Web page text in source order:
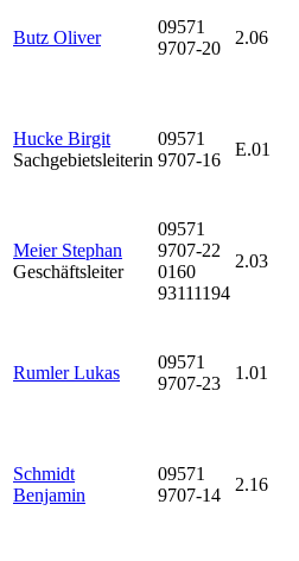
Butz Oliver
09571
9707-20
2.06
Hucke Birgit
Sachgebietsleiterin
09571
9707-16
E.01
Meier Stephan
Geschäftsleiter
09571
9707-22
0160
93111194
2.03
Rumler Lukas
09571
9707-23
1.01
Schmidt
Benjamin
09571
9707-14
2.16